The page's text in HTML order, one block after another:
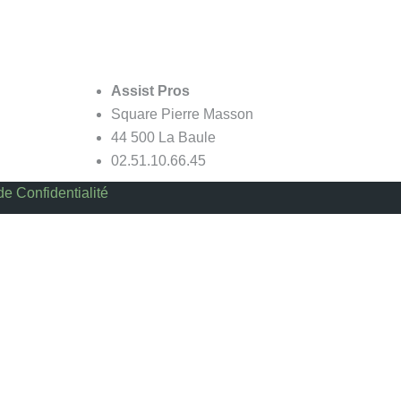
Assist Pros
Square Pierre Masson
44 500 La Baule
02.51.10.66.45
Confidentialité